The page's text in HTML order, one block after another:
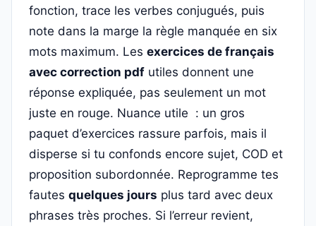
fonction, trace les verbes conjugués, puis
note dans la marge la règle manquée en six
mots maximum. Les exercices de français
avec correction pdf utiles donnent une
réponse expliquée, pas seulement un mot
juste en rouge. Nuance utile : un gros
paquet d’exercices rassure parfois, mais il
disperse si tu confonds encore sujet, COD et
proposition subordonnée. Reprogramme tes
fautes quelques jours plus tard avec deux
phrases très proches. Si l’erreur revient,